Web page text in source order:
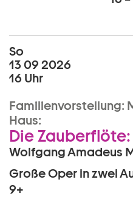
So
13 09 2026
16 Uhr
Familienvorstellung:
Haus:
Die Zauberflöte:
Wolfgang Amadeus
Große Oper in zwei
9+